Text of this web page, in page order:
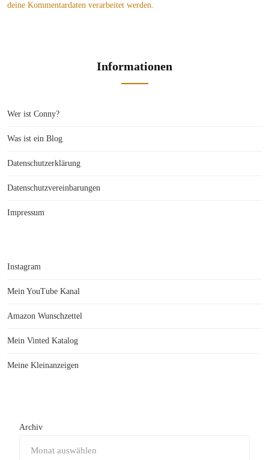
deine Kommentardaten verarbeitet werden.
Informationen
Wer ist Conny?
Was ist ein Blog
Datenschutzerklärung
Datenschutzvereinbarungen
Impressum
Instagram
Mein YouTube Kanal
Amazon Wunschzettel
Mein Vinted Katalog
Meine Kleinanzeigen
Archiv